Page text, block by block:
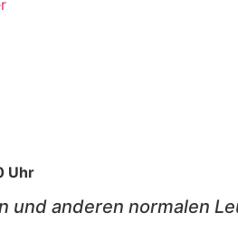
Uhr
und anderen normalen